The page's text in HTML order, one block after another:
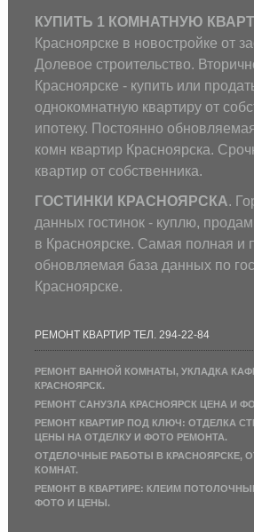
КУПИТЬ 1 КОМНАТНУЮ
Красноярске в новостройке от
Долевое строительство.
Красноярске - купить или
однокомнатную квартиру от
ипотеку. Постоянно
комн квартир Красноярска.
квартир от собственника.
ГОСТИНКИ КРАСНОЯРСКА.
данных гостинок - куплю,
в Красноярске. Самая полная и
обновляемая база данных по
Красноярске.
РЕМОНТ КВАРТИР ТЕЛ. 294-22-84
РЕМОНТ ВАННОЙ КОМНАТЫ, УКЛАДКА
КРАСНОЯРСК.
РЕМОНТ САНУЗЛА КРАСНОЯРСК ЦЕНА И
РЕМОНТ КВАРТИР ПОД КЛЮЧ: ОТДЕЛКА
ЦЕНЫ НА ОТДЕЛКУ И ФОТО РЕМОНТА.
ОТДЕЛОЧНЫЕ РАБОТЫ В КРАСНОЯРСКЕ,
КОМНАТ.
РЕМОНТ В КВАРТИРЕ: КЛЕИМ
ФОТО И ЦЕНЫ.